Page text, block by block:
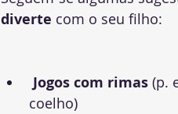
diverte com o seu filho:
Jogos com rimas (p.
coelho)